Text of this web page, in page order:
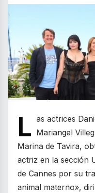
L as actrices
Mariangel
Marina de Tavira,
actriz en la sección
de Cannes por su
animal materno»,